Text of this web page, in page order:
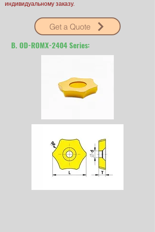
индивидуальному заказу.
Get a Quote
B. OD-ROMX-2404 Series: